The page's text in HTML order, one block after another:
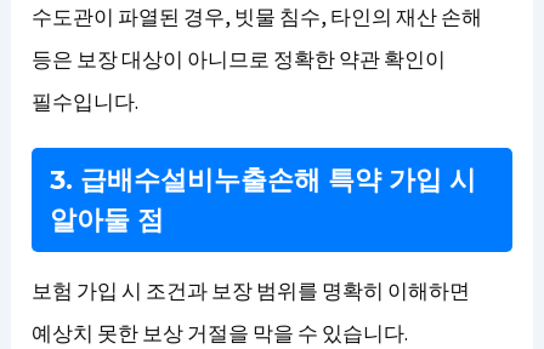
수도관이 파열된 경우, 빗물 침수, 타인의 재산 손해
등은 보장 대상이 아니므로 정확한 약관 확인이
필수입니다.
3. 급배수설비누출손해 특약 가입 시
알아둘 점
보험 가입 시 조건과 보장 범위를 명확히 이해하면
예상치 못한 보상 거절을 막을 수 있습니다.